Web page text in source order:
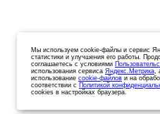
Мы используем cookie-файлы и сервис
статистики и улучшения его работы.
соглашаетесь с условиями
использования сервиса Яндекс.Метрика,
использование cookie-файлов и на
соответствии с Политикой
cookies в настройках браузера.